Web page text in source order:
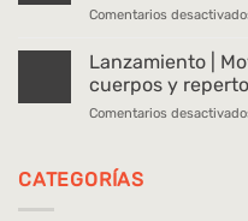
Comentarios
Lanzamiento |
cuerpos y
Comentarios
CATEGORÍAS